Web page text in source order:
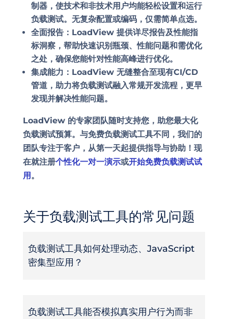
制器，使技术和非技术用户均能轻松设置和运行
负载测试。无复杂配置或编码，仅需简单点选。
全面报告： LoadView 提供详尽报告及性能指
标洞察，帮助快速识别瓶颈、性能问题和需优化
之处，确保您能针对性能高峰进行优化。
集成能力： LoadView 无缝整合至现有CI/CD
管道，助力将负载测试融入常规开发流程，更早
发现并解决性能问题。
LoadView 的专家团队随时支持您，助您最大化
负载测试预算。与免费负载测试工具不同，我们的
团队专注于客户，从第一天起提供指导与协助！现
在就注册个性化一对一演示或开始免费负载测试试
用 。
关于负载测试工具的常见问题
负载测试工具如何处理动态、JavaScript
密集型应用？
负载测试工具能否模拟真实用户行为而非